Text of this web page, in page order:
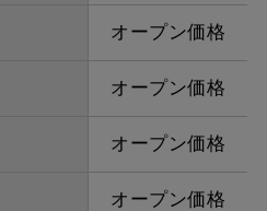
オープン価格
オープン価格
オープン価格
オープン価格